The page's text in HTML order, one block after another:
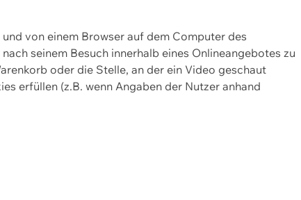
von einem Browser auf dem Computer des
seinem Besuch innerhalb eines Onlineangebotes zu
oder die Stelle, an der ein Video geschaut
erfüllen (z.B. wenn Angaben der Nutzer anhand